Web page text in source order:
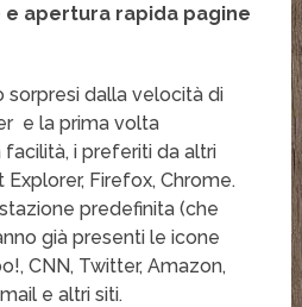
apertura rapida pagine
sorpresi dalla velocità di
e la prima volta
i preferiti da altri
Firefox, Chrome.
predefinita (che
già presenti le icone
CNN, Twitter, Amazon,
e altri siti.